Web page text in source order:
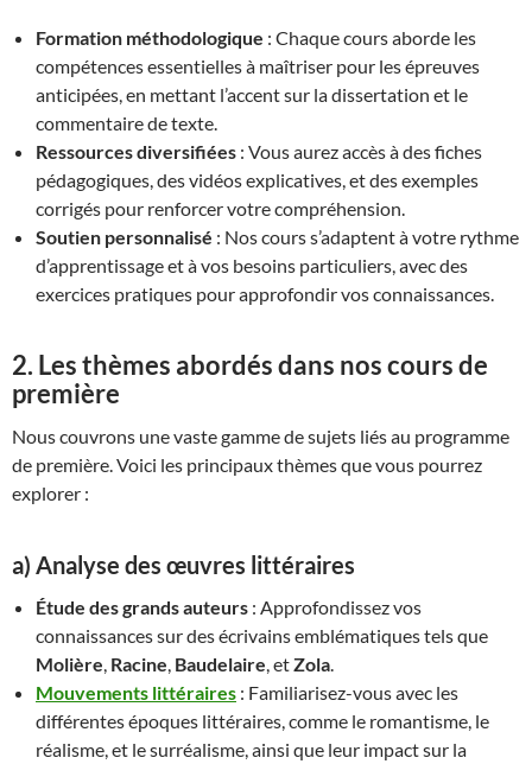
Formation méthodologique : Chaque cours aborde les
compétences essentielles à maîtriser pour les épreuves
anticipées, en mettant l’accent sur la dissertation et le
commentaire de texte.
Ressources diversifiées : Vous aurez accès à des fiches
pédagogiques, des vidéos explicatives, et des exemples
corrigés pour renforcer votre compréhension.
Soutien personnalisé : Nos cours s’adaptent à votre rythme
d’apprentissage et à vos besoins particuliers, avec des
exercices pratiques pour approfondir vos connaissances.
2. Les thèmes abordés dans nos cours de
première
Nous couvrons une vaste gamme de sujets liés au programme
de première. Voici les principaux thèmes que vous pourrez
explorer :
a) Analyse des œuvres littéraires
Étude des grands auteurs : Approfondissez vos
connaissances sur des écrivains emblématiques tels que
Molière Racine Baudelaire , etZola
Mouvements littéraires : Familiarisez-vous avec les
différentes époques littéraires, comme le romantisme, le
réalisme, et le surréalisme, ainsi que leur impact sur la